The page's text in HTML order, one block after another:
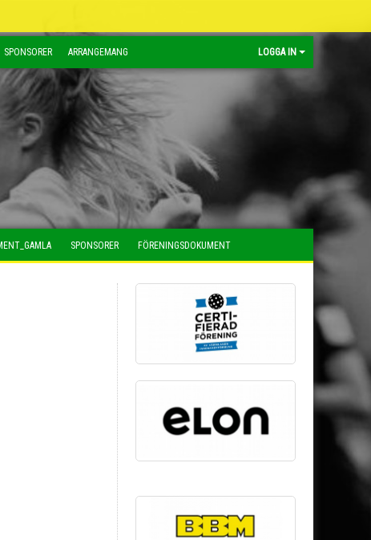
SPONSORER ARRANGEMANG LOGGA IN
SPONSORER FÖRENINGSDOKUMENT